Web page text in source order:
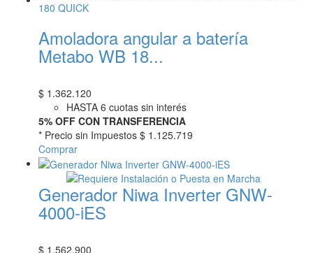
Amoladora angular a batería
Metabo WB 18...
$ 1.362.120
HASTA 6 cuotas sin interés
5% OFF CON TRANSFERENCIA
* Precio sin Impuestos $ 1.125.719
Comprar
Generador Niwa Inverter GNW-
4000-iES
$ 1.562.900